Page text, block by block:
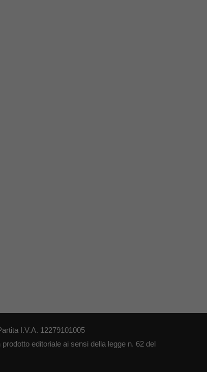
I.V.A. 12279101005
editoriale ai sensi della legge n. 62 del